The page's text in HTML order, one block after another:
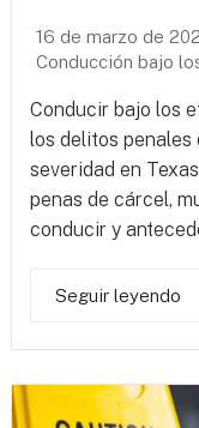
16 de marzo de
Conducción bajo
Conducir bajo los
los delitos penales
severidad en
penas de cárcel,
conducir y
Seguir leyendo